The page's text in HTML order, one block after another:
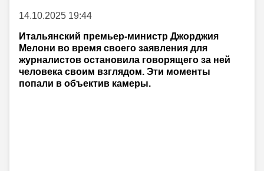
14.10.2025 19:44
Итальянский премьер-министр Джорджия
Мелони во время своего заявления для
журналистов остановила говорящего за ней
человека своим взглядом. Эти моменты
попали в объектив камеры.